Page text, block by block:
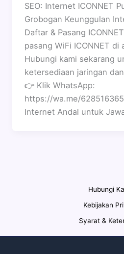
SEO: Internet ICONNET
Grobogan Keunggulan
Daftar & Pasang
pasang WiFi ICONNET di
Hubungi kami sekarang
ketersediaan jaringan
👉 Klik WhatsApp:
https://wa.me/
Internet Andal untuk
Hubungi
Kebijakan
Syarat &